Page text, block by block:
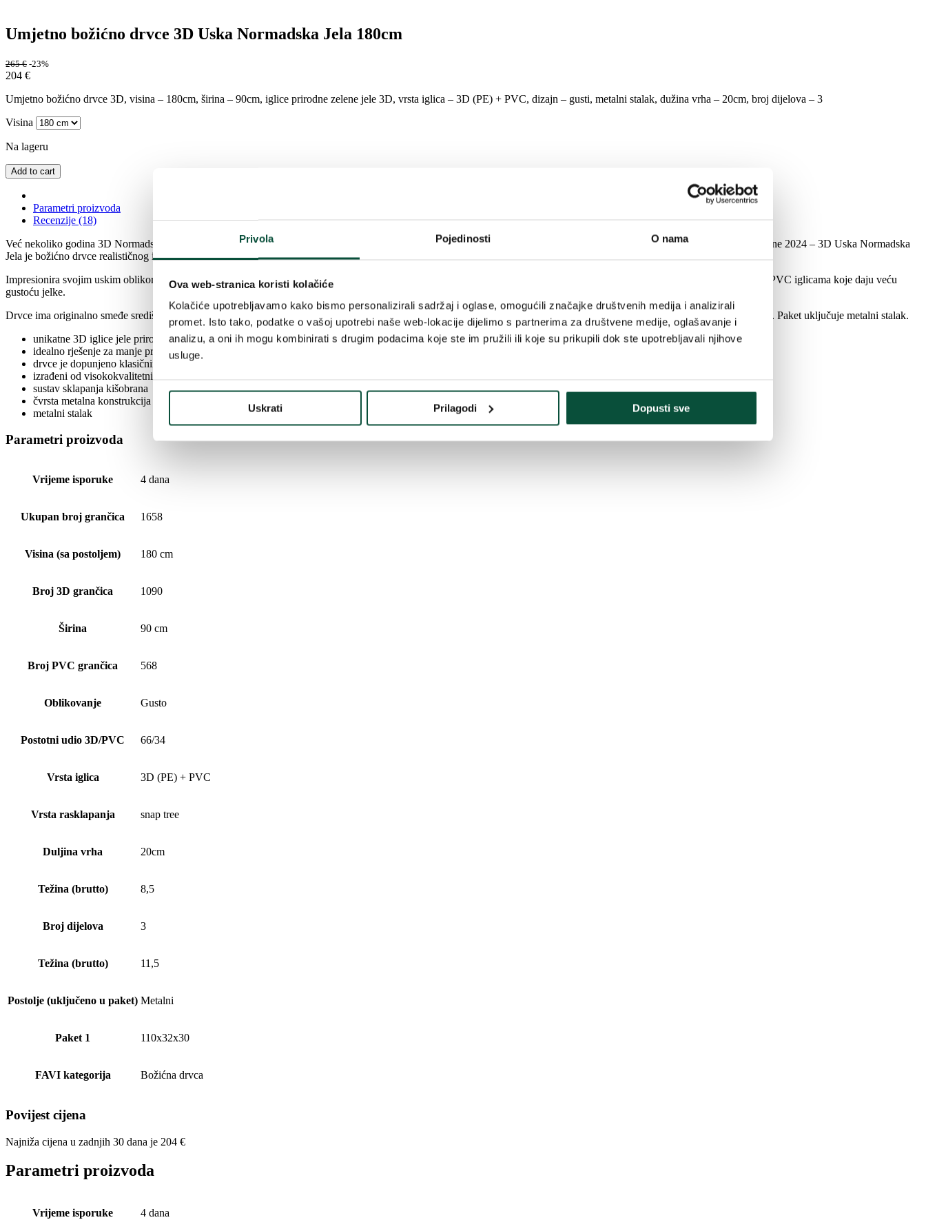
Privola Pojedinosti O nama
Ova web-stranica koristi kolačiće
Kolačiće upotrebljavamo kako bismo personalizirali sadržaj i oglase, omogućili značajke društvenih medija i analizirali
promet. Isto tako, podatke o vašoj upotrebi naše web-lokacije dijelimo s partnerima za društvene medije, oglašavanje i
analizu, a oni ih mogu kombinirati s drugim podacima koje ste im pružili ili koje su prikupili dok ste upotrebljavali njihove
usluge.
Uskrati Prilagodi Dopusti sve
Umjetno božićno drvce 3D Uska Normadska Jela 180cm
265€ -23%
204 €
Umjetno božićno drvce 3D, visina – 180cm, širina – 90cm, iglice prirodne zelene jele 3D, vrsta iglica – 3D (PE) + PVC, dizajn – gusti, metalni stalak, dužina vrha – 20cm, broj dijelova – 3
Visina
Na lageru
Add to cart
Parametri proizvoda
Recenzije (18)
Već nekoliko godina 3D Normadska Jela vodi ljestvicu popularnosti. Zbog velike potražnje ovo popularno drvce ove godine donosimo u uskoj varijanti. Naš novi proizvod sezone 2024 – 3D Uska Normadska
Jela je božićno drvce realističnog izgleda i prirodne boje iglica.
Impresionira svojim uskim oblikom, što daje mogućnost uređenja i manjih prostora. Po obodu drveta nalaze se realistične 3D grane jele, a unutrašnjost je upotpunjena klasičnim PVC iglicama koje daju veću
gustoću jelke.
Drvce ima originalno smeđe središnje deblo, koje savršeno oponaša ono u prirodi. Praktični sustav rasklapanja kišobrana osigurava da svaka grana drvca bude na pravom mjestu. Paket uključuje metalni stalak.
unikatne 3D iglice jele prirodne zelene boje
idealno rješenje za manje prostore
drvce je dopunjeno klasičnim PVC iglicama za gušći izgled
izrađeni od visokokvalitetnih PE i PVC materijala
sustav sklapanja kišobrana
čvrsta metalna konstrukcija
metalni stalak
Parametri proizvoda
Vrijeme isporuke 4 dana
Ukupan broj grančica 1658
Visina (sa postoljem) 180 cm
Broj 3D grančica 1090
Širina 90 cm
Broj PVC grančica 568
Oblikovanje Gusto
Postotni udio 3D/PVC 66/34
Vrsta iglica 3D (PE) + PVC
Vrsta rasklapanja snap tree
Duljina vrha 20cm
Težina (brutto) 8,5
Broj dijelova 3
Težina (brutto) 11,5
Postolje (uključeno u paket) Metalni
Paket 1 110x32x30
FAVI kategorija Božićna drvca
Povijest cijena
Najniža cijena u zadnjih 30 dana je 204 €
Parametri proizvoda
Vrijeme isporuke 4 dana